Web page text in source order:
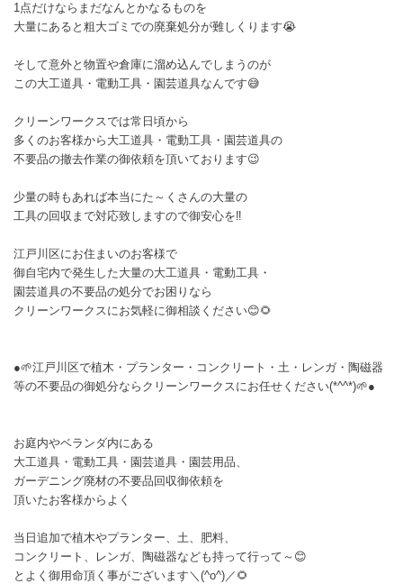
1点だけならまだなんとかなるものを
大量にあると粗大ゴミでの廃棄処分が難しくります😭
そして意外と物置や倉庫に溜め込んでしまうのが
この大工道具・電動工具・園芸道具なんです😅
クリーンワークスでは常日頃から
多くのお客様から大工道具・電動工具・園芸道具の
不要品の撤去作業の御依頼を頂いております😉
少量の時もあれば本当にた～くさんの大量の
工具の回収まで対応致しますので御安心を‼️
江戸川区にお住まいのお客様で
御自宅内で発生した大量の大工道具・電動工具・
園芸道具の不要品の処分でお困りなら
クリーンワークスにお気軽に御相談ください😊🌻
●🌱江戸川区で植木・プランター・コンクリート・土・レンガ・陶磁器
等の不要品の御処分ならクリーンワークスにお任せください(*^^*)🌱●
お庭内やベランダ内にある
大工道具・電動工具・園芸道具・園芸用品、
ガーデニング廃材の不要品回収御依頼を
頂いたお客様からよく
当日追加で植木やプランター、土、肥料、
コンクリート、レンガ、陶磁器なども持って行って～😊
とよく御用命頂く事がございます＼(^o^)／🌻